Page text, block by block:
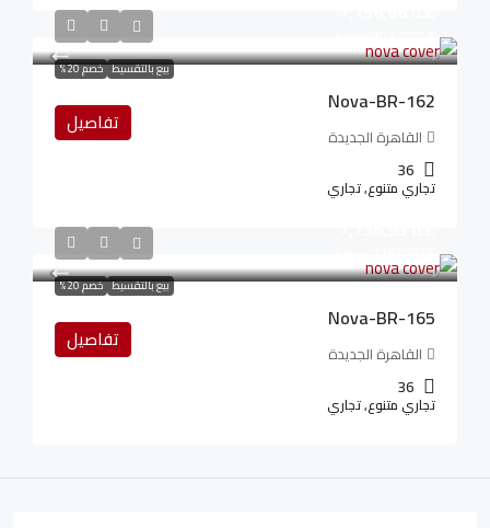
بيع بالتقسيط خصم 20%
Nova-BR-162
القاهرة الجديدة
36
تجاري متنوع, تجاري
تفاصيل
بيع بالتقسيط خصم 20%
Nova-BR-165
القاهرة الجديدة
36
تجاري متنوع, تجاري
تفاصيل